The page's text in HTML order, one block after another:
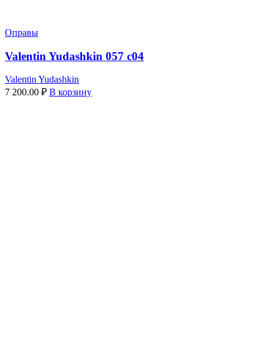
Оправы
Valentin Yudashkin 057 c04
Valentin Yudashkin
7 200.00 ₽ В корзину